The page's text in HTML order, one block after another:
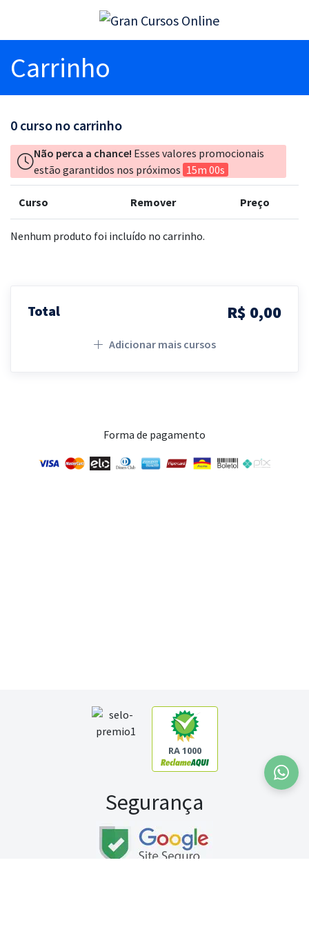
Carrinho
0 curso no carrinho
Não perca a chance! Esses valores promocionais
estão garantidos nos próximos 15m 00s
Curso Remover Preço
Nenhum produto foi incluído no carrinho.
Total R$ 0,00
Adicionar mais cursos
Forma de pagamento
RA 1000
Segurança